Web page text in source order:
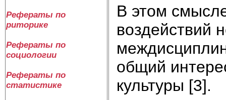
Рефераты по
риторике
Рефераты по
социологии
Рефераты по
статистике
В этом
воздействий
общий
культуры [3].